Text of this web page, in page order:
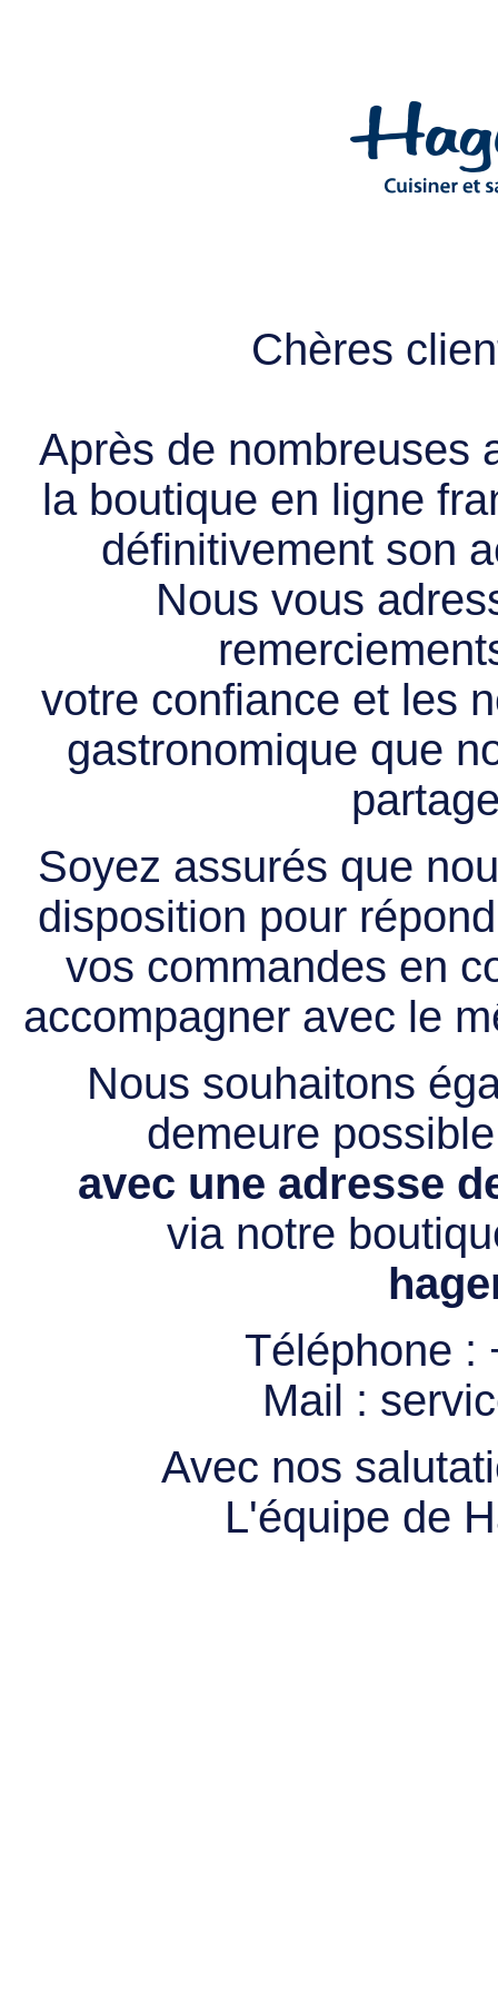
Chères
Après de nombreuses
la boutique en ligne
définitivement son
Nous vous
votre confiance et les
gastronomique que
Soyez assurés que
disposition pour
vos commandes en
accompagner avec le
Nous souhaitons
demeure
avec une adresse
via notre
Téléphone :
Mail :
Avec nos
L'équipe de